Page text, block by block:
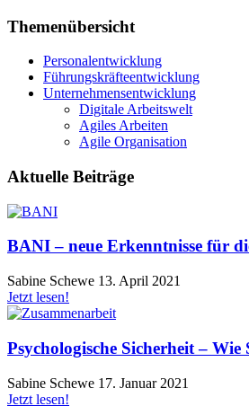
Themenübersicht
Personalentwicklung
Führungskräfteentwicklung
Unternehmensentwicklung
Digitale Arbeitswelt
Agiles Arbeiten
Agile Organisation
Aktuelle Beiträge
BANI – neue Erkenntnisse für
Sabine Schewe 13. April 2021
Jetzt lesen!
Psychologische Sicherheit –
Sabine Schewe 17. Januar 2021
Jetzt lesen!